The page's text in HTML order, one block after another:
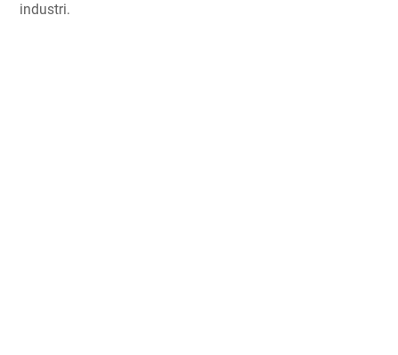
industri.